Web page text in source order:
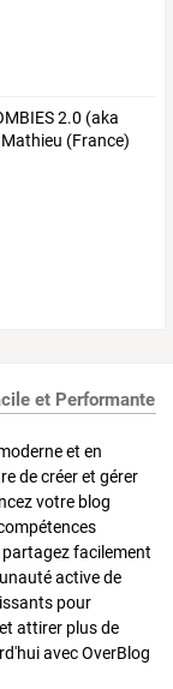
2.0 (aka
(France)
et Performante
et en
de créer et gérer
votre blog
facilement
active de
pour
attirer plus de
avec OverBlog